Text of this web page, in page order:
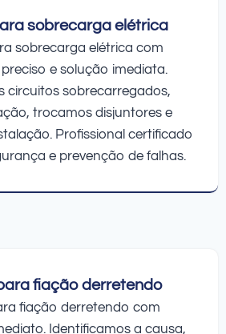
sobrecarga elétrica
sobrecarga elétrica com
e solução imediata.
circuitos sobrecarregados,
trocamos disjuntores e
Profissional certificado
e prevenção de falhas.
fiação derretendo
fiação derretendo com
Identificamos a causa,